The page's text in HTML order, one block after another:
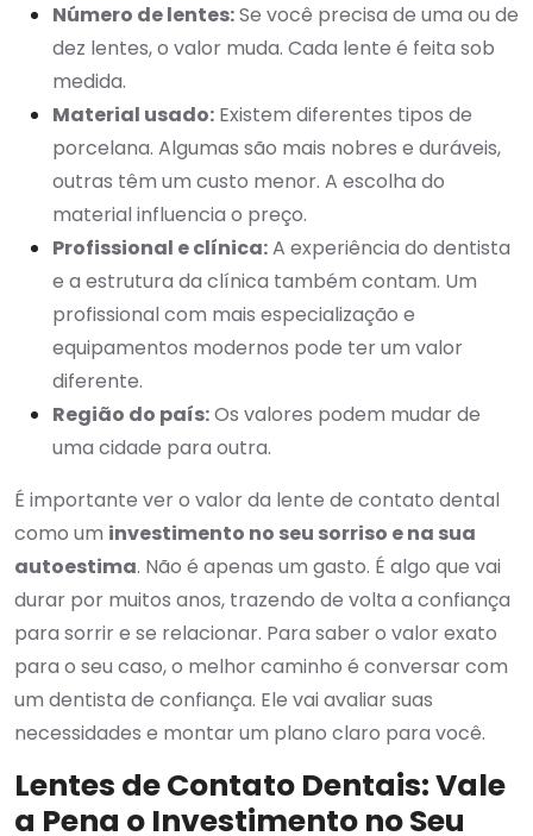
Número de lentes:Se você precisa de uma ou de
dez lentes, o valor muda. Cada lente é feita sob
medida.
Material usado: Existem diferentes tipos de
porcelana. Algumas são mais nobres e duráveis,
outras têm um custo menor. A escolha do
material influencia o preço.
Profissional e clínica:A experiência do dentista
e a estrutura da clínica também contam. Um
profissional com mais especialização e
equipamentos modernos pode ter um valor
diferente.
Região do país:Os valores podem mudar de
uma cidade para outra.
É importante ver o valor da lente de contato dental
como um investimento no seu sorriso e na sua
autoestima. Não é apenas um gasto. É algo que vai
durar por muitos anos, trazendo de volta a confiança
para sorrir e se relacionar. Para saber o valor exato
para o seu caso, o melhor caminho é conversar com
um dentista de confiança. Ele vai avaliar suas
necessidades e montar um plano claro para você.
Lentes de Contato Dentais: Vale
a Pena o Investimento no Seu